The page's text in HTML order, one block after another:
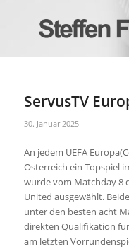
ServusTV
30. Januar 2025
An jedem UEFA
Österreich ein Topspiel
wurde vom Matchday 8
United ausgewählt.
unter den besten acht
direkten Qualifikation
am letzten